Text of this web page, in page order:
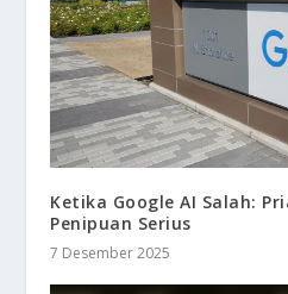
Ketika Google AI Salah:
Penipuan Serius
7 Desember 2025